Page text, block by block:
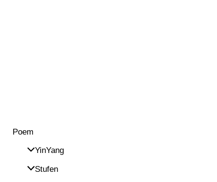
Poem
YinYang
Stufen